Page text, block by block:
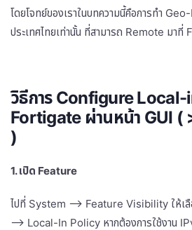
โดยโจทย์ของเราในบทความนี้คือการทำ
ประเทศไทยเท่านั้น ที่สามารถ Remote มาที่
วิธีการ Configure
Fortigate ผ่านหน้า GUI (
)
1. เปิด Feature
ไปที่ System –> Feature Visibility ให้เ
–> Local-In Policy หากต้องการใช้งาน